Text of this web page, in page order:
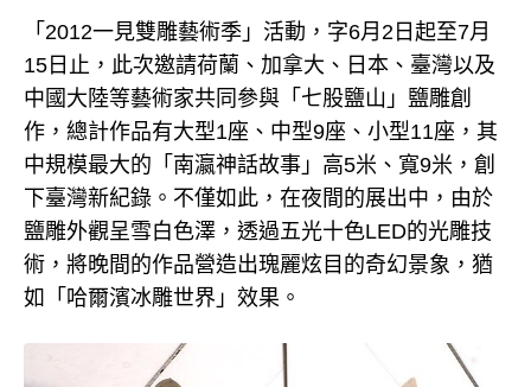
「2012一見雙雕藝術季」活動，字6月2日起至7月
15日止，此次邀請荷蘭、加拿大、日本、臺灣以及
中國大陸等藝術家共同參與「七股鹽山」鹽雕創
作，總計作品有大型1座、中型9座、小型11座，其
中規模最大的「南瀛神話故事」高5米、寬9米，創
下臺灣新紀錄。不僅如此，在夜間的展出中，由於
鹽雕外觀呈雪白色澤，透過五光十色LED的光雕技
術，將晚間的作品營造出瑰麗炫目的奇幻景象，猶
如「哈爾濱冰雕世界」效果。